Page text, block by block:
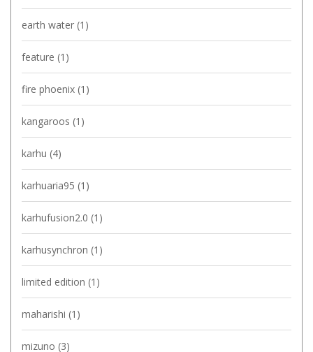
earth water (1)
feature (1)
fire phoenix (1)
kangaroos (1)
karhu (4)
karhuaria95 (1)
karhufusion2.0 (1)
karhusynchron (1)
limited edition (1)
maharishi (1)
mizuno (3)